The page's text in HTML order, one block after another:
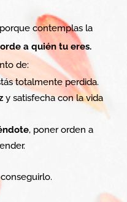
contemplas la
a quién tu eres.
de:
totalmente perdida.
y satisfecha con la vida
, poner orden a